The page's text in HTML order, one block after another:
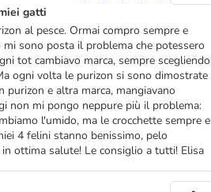
gatti
al pesce. Ormai compro sempre e
sono posta il problema che potessero
tot cambiavo marca, sempre scegliendo
ogni volta le purizon si sono dimostrate
purizon e altra marca, mangiavano
non mi pongo neppure più il problema:
l'umido, ma le crocchette sempre e
4 felini stanno benissimo, pelo
ottima salute! Le consiglio a tutti! Elisa